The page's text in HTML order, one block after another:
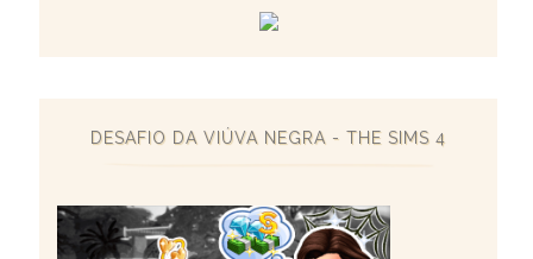
DESAFIO DA VIÚVA NEGRA - THE SIMS 4